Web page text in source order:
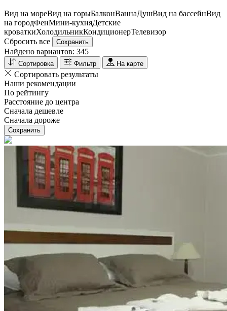
Вид на мореВид на горыБалконВаннаДушВид на бассейнВид
на городФенМини-кухняДетские
кроваткиХолодильникКондиционерТелевизор
Сбросить все
Сохранить
Найдено вариантов: 345
Сортировка Фильтр На карте
Сортировать результаты
Наши рекомендации
По рейтингу
Расстояние до центра
Сначала дешевле
Сначала дороже
Сохранить